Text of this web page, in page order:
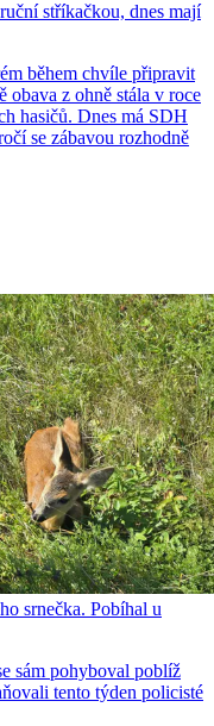
stříkačkou, dnes mají
během chvíle připravit
obava z ohně stála v roce
hasičů. Dnes má SDH
se zábavou rozhodně
srnečka. Pobíhal u
sám pohyboval poblíž
tento týden policisté